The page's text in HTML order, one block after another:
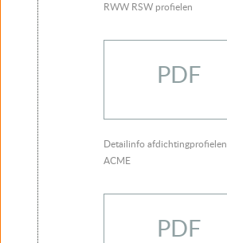
RWW RSW profielen
PDF
Detailinfo afdichtingprofielen
ACME
PDF